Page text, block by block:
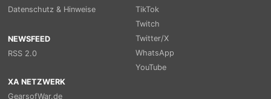
Datenschutz & Hinweise
NEWSFEED
RSS 2.0
TikTok
Twitch
Twitter/X
WhatsApp
YouTube
XA NETZWERK
GearsofWar.de